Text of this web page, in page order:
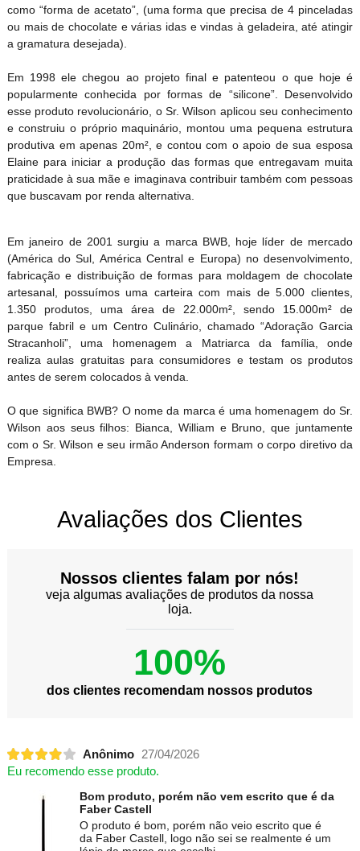
como “forma de acetato”, (uma forma que precisa de 4 pinceladas
ou mais de chocolate e várias idas e vindas à geladeira, até atingir
a gramatura desejada).
Em 1998 ele chegou ao projeto final e patenteou o que hoje é
popularmente conhecida por formas de “silicone”. Desenvolvido
esse produto revolucionário, o Sr. Wilson aplicou seu conhecimento
e construiu o próprio maquinário, montou uma pequena estrutura
produtiva em apenas 20m², e contou com o apoio de sua esposa
Elaine para iniciar a produção das formas que entregavam muita
praticidade à sua mãe e imaginava contribuir também com pessoas
que buscavam por renda alternativa.
Em janeiro de 2001 surgiu a marca BWB, hoje líder de mercado
(América do Sul, América Central e Europa) no desenvolvimento,
fabricação e distribuição de formas para moldagem de chocolate
artesanal, possuímos uma carteira com mais de 5.000 clientes,
1.350 produtos, uma área de 22.000m², sendo 15.000m² de
parque fabril e um Centro Culinário, chamado “Adoração Garcia
Stracanholi”, uma homenagem a Matriarca da família, onde
realiza aulas gratuitas para consumidores e testam os produtos
antes de serem colocados à venda.
O que significa BWB? O nome da marca é uma homenagem do Sr.
Wilson aos seus filhos: Bianca, William e Bruno, que juntamente
com o Sr. Wilson e seu irmão Anderson formam o corpo diretivo da
Empresa.
Avaliações dos Clientes
Nossos clientes falam por nós!
veja algumas avaliações de produtos da nossa
loja.
100%
dos clientes recomendam nossos produtos
Anônimo
27/04/2026
Eu recomendo esse produto.
Bom produto, porém não vem escrito que é da
Faber Castell
O produto é bom, porém não veio escrito que é
da Faber Castell, logo não sei se realmente é um